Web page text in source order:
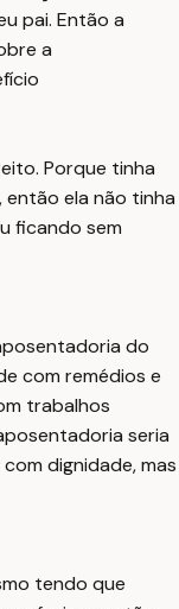
pai. Então a
a
Porque tinha
então ela não tinha
ficando sem
do
com remédios e
trabalhos
seria
dignidade, mas
tendo que